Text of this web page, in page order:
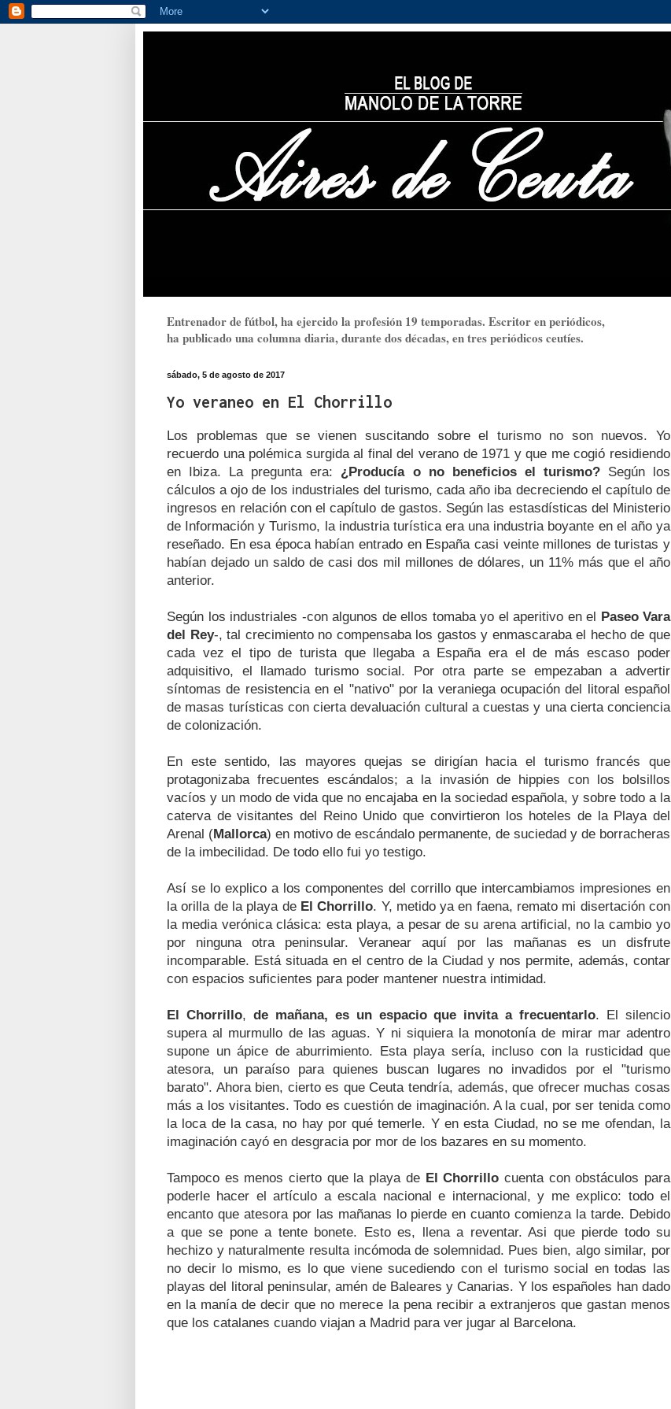
Entrenador de fútbol, ha ejercido la profesión 19 temporadas. Escritor en periódicos,
ha publicado una columna diaria, durante dos décadas, en tres periódicos ceutíes.
sábado, 5 de agosto de 2017
Yo veraneo en El Chorrillo
Los problemas que se vienen suscitando sobre el turismo no son nuevos. Yo
recuerdo una polémica surgida al final del verano de 1971 y que me cogió residiendo
en Ibiza. La pregunta era: ¿Producía o no beneficios el turismo?Según los
cálculos a ojo de los industriales del turismo, cada año iba decreciendo el capítulo de
ingresos en relación con el capítulo de gastos. Según las estasdísticas del Ministerio
de Información y Turismo, la industria turística era una industria boyante en el año ya
reseñado. En esa época habían entrado en España casi veinte millones de turistas y
habían dejado un saldo de casi dos mil millones de dólares, un 11% más que el año
anterior.
Según los industriales -con algunos de ellos tomaba yo el aperitivo en el Paseo Vara
del Rey-, tal crecimiento no compensaba los gastos y enmascaraba el hecho de que
cada vez el tipo de turista que llegaba a España era el de más escaso poder
adquisitivo, el llamado turismo social. Por otra parte se empezaban a advertir
síntomas de resistencia en el "nativo" por la veraniega ocupación del litoral español
de masas turísticas con cierta devaluación cultural a cuestas y una cierta conciencia
de colonización.
En este sentido, las mayores quejas se dirigían hacia el turismo francés que
protagonizaba frecuentes escándalos; a la invasión de hippies con los bolsillos
vacíos y un modo de vida que no encajaba en la sociedad española, y sobre todo a la
caterva de visitantes del Reino Unido que convirtieron los hoteles de la Playa del
Arenal (Mallorca) en motivo de escándalo permanente, de suciedad y de borracheras
de la imbecilidad. De todo ello fui yo testigo.
Así se lo explico a los componentes del corrillo que intercambiamos impresiones en
la orilla de la playa de El Chorrillo. Y, metido ya en faena, remato mi disertación con
la media verónica clásica: esta playa, a pesar de su arena artificial, no la cambio yo
por ninguna otra peninsular. Veranear aquí por las mañanas es un disfrute
incomparable. Está situada en el centro de la Ciudad y nos permite, además, contar
con espacios suficientes para poder mantener nuestra intimidad.
El Chorrillo, de mañana, es un espacio que invita a frecuentarlo. El silencio
supera al murmullo de las aguas. Y ni siquiera la monotonía de mirar mar adentro
supone un ápice de aburrimiento. Esta playa sería, incluso con la rusticidad que
atesora, un paraíso para quienes buscan lugares no invadidos por el "turismo
barato". Ahora bien, cierto es que Ceuta tendría, además, que ofrecer muchas cosas
más a los visitantes. Todo es cuestión de imaginación. A la cual, por ser tenida como
la loca de la casa, no hay por qué temerle. Y en esta Ciudad, no se me ofendan, la
imaginación cayó en desgracia por mor de los bazares en su momento.
Tampoco es menos cierto que la playa de El Chorrillo cuenta con obstáculos para
poderle hacer el artículo a escala nacional e internacional, y me explico: todo el
encanto que atesora por las mañanas lo pierde en cuanto comienza la tarde. Debido
a que se pone a tente bonete. Esto es, llena a reventar. Asi que pierde todo su
hechizo y naturalmente resulta incómoda de solemnidad. Pues bien, algo similar, por
no decir lo mismo, es lo que viene sucediendo con el turismo social en todas las
playas del litoral peninsular, amén de Baleares y Canarias. Y los españoles han dado
en la manía de decir que no merece la pena recibir a extranjeros que gastan menos
que los catalanes cuando viajan a Madrid para ver jugar al Barcelona.